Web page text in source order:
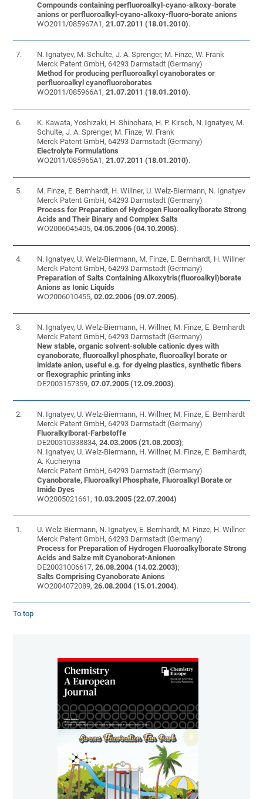
Compounds containing perfluoroalkyl-cyano-alkoxy-borate
anions or perfluoroalkyl-cyano-alkoxy-fluoro-borate anions
WO2011/085967A1,21.07.2011 (18.01.2010).
7.
N. Ignatyev, M. Schulte, J. A. Sprenger, M. Finze, W. Frank
Merck Patent GmbH, 64293 Darmstadt (Germany)
Method for producing perfluoroalkyl cyanoborates or
perfluoroalkyl cyanofluoroborates
WO2011/085966A1,21.07.2011 (18.01.2010).
6.
K. Kawata, Yoshizaki, H. Shinohara, H. P. Kirsch, N. Ignatyev, M.
Schulte, J. A. Sprenger, M. Finze, W. Frank
Merck Patent GmbH, 64293 Darmstadt (Germany)
Electrolyte Formulations
WO2011/085965A1,21.07.2011 (18.01.2010).
5.
M. Finze, E. Bernhardt, H. Willner, U. Welz-Biermann, N. Ignatyev
Merck Patent GmbH, 64293 Darmstadt (Germany)
Process for Preparation of Hydrogen Fluoroalkylborate Strong
Acids and Their Binary and Complex Salts
WO2006045405,04.05.2006 (04.10.2005).
4.
N. Ignatyev, U. Welz-Biermann, M. Finze, E. Bernhardt, H. Willner
Merck Patent GmbH, 64293 Darmstadt (Germany)
Preparation of Salts Containing Alkoxytris(fluoroalkyl)borate
Anions as Ionic Liquids
WO2006010455,02.02.2006 (09.07.2005).
3.
N. Ignatyev, U. Welz-Biermann, H. Willner, M. Finze, E. Bernhardt
Merck Patent GmbH, 64293 Darmstadt (Germany)
New stable, organic solvent-soluble cationic dyes with
cyanoborate, fluoroalkyl phosphate, fluoroalkyl borate or
imidate anion, useful e.g. for dyeing plastics, synthetic fibers
or flexographic printing inks
DE2003157359,07.07.2005 (12.09.2003).
2.
N. Ignatyev, U. Welz-Biermann, H. Willner, M. Finze, E. Bernhardt
Merck Patent GmbH, 64293 Darmstadt (Germany)
Fluoralkylborat-Farbstoffe
DE200310338834,24.03.2005 (21.08.2003);
N. Ignatyev, U. Welz-Biermann, H. Willner, M. Finze, E. Bernhardt,
A. Kucheryna
Merck Patent GmbH, 64293 Darmstadt (Germany)
Cyanoborate, Fluoroalkyl Phosphate, Fluoroalkyl Borate or
Imide Dyes
WO2005021661, 10.03.2005 (22.07.2004)
1.
U. Welz-Biermann, N. Ignatyev, E. Bernhardt, M. Finze, H. Willner
Merck Patent GmbH, 64293 Darmstadt (Germany)
Process for Preparation of Hydrogen Fluoroalkylborate Strong
Acids and Salze mit Cyanoborat-Anionen
DE20031006617,26.08.2004 (14.02.2003);
Salts Comprising Cyanoborate Anions
WO2004072089,26.08.2004 (15.01.2004).
To top